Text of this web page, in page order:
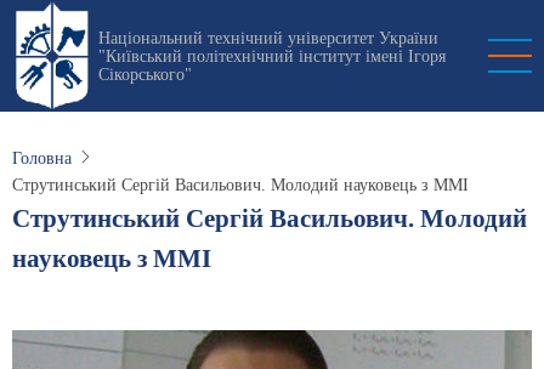
Перейти
основного
вмісту
Національний технічний університет України
"Київський політехнічний інститут імені Ігоря
Сікорського"
Головна
Струтинський Сергій Васильович. Молодий науковець з ММІ
Струтинський Сергій Васильович. Молодий
науковець з ММІ